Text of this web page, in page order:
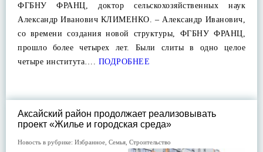
ФГБНУ ФРАНЦ, доктор сельскохозяйственных наук
Александр Иванович КЛИМЕНКО. – Александр Иванович,
со времени создания новой структуры, ФГБНУ ФРАНЦ,
прошло более четырех лет. Были слиты в одно целое
четыре института…. ПОДРОБНЕЕ
Аксайский район продолжает реализовывать
проект «Жилье и городская среда»
Новость в рубрике: Избранное Семья Строительство